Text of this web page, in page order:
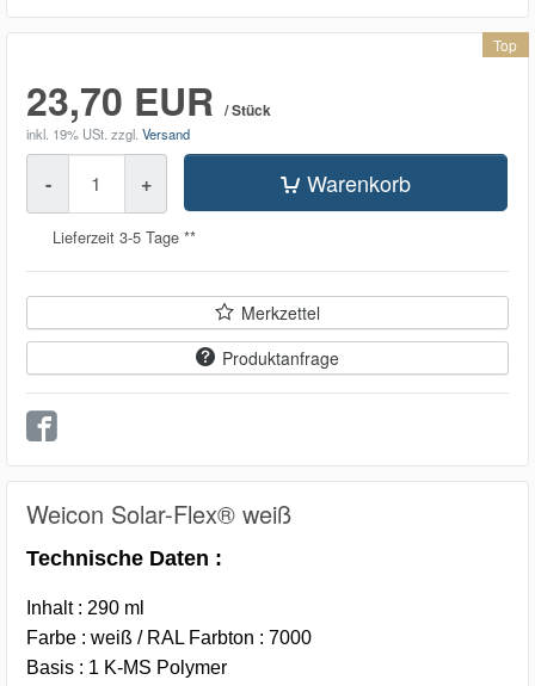
Top
23,70 EUR / Stück
inkl. 19% USt. zzgl. Versand
- + Warenkorb
Lieferzeit 3-5 Tage **
Merkzettel
Produktanfrage
Weicon Solar-Flex® weiß
Technische Daten :
Inhalt : 290 ml
Farbe : weiß / RAL Farbton : 7000
Basis : 1 K-MS Polymer